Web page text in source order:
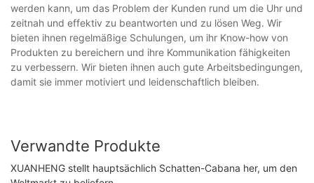
werden kann, um das Problem der Kunden rund um die Uhr und
zeitnah und effektiv zu beantworten und zu lösen Weg. Wir
bieten ihnen regelmäßige Schulungen, um ihr Know-how von
Produkten zu bereichern und ihre Kommunikation fähigkeiten
zu verbessern. Wir bieten ihnen auch gute Arbeitsbedingungen,
damit sie immer motiviert und leidenschaftlich bleiben.
Verwandte Produkte
XUANHENG stellt hauptsächlich Schatten-Cabana her, um den